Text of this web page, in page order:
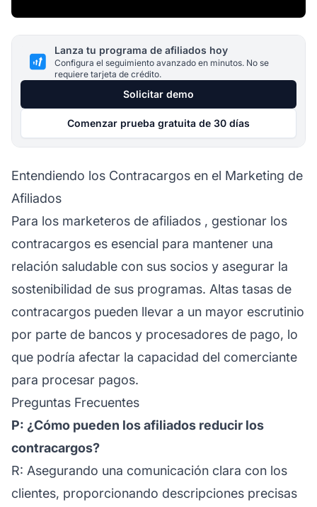
Lanza tu programa de afiliados hoy
Configura el seguimiento avanzado en minutos. No se
requiere tarjeta de crédito.
Solicitar demo
Comenzar prueba gratuita de 30 días
Entendiendo los Contracargos en el Marketing de
Afiliados
Para los marketeros de afiliados , gestionar los
contracargos es esencial para mantener una
relación saludable con sus socios y asegurar la
sostenibilidad de sus programas. Altas tasas de
contracargos pueden llevar a un mayor escrutinio
por parte de bancos y procesadores de pago, lo
que podría afectar la capacidad del comerciante
para procesar pagos.
Preguntas Frecuentes
P: ¿Cómo pueden los afiliados reducir los
contracargos?
R: Asegurando una comunicación clara con los
clientes, proporcionando descripciones precisas